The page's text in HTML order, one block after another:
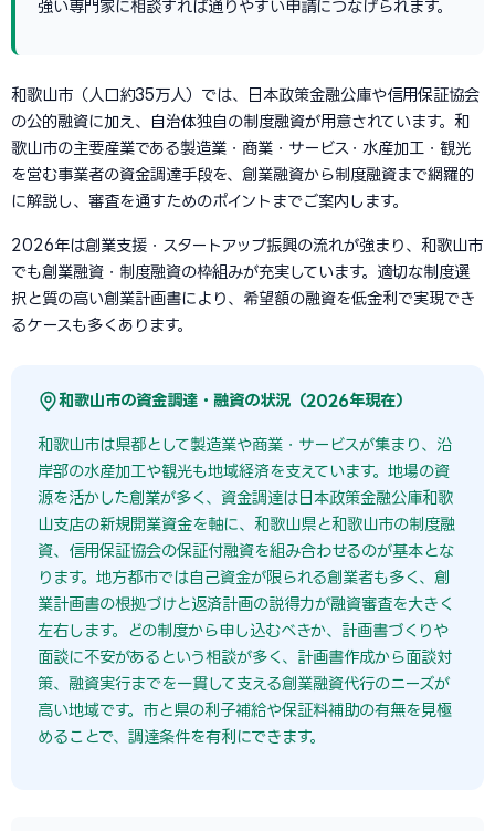
強い専門家に相談すれば通りやすい申請につなげられます。
和歌山市（人口約35万人）では、日本政策金融公庫や信用保証協会
の公的融資に加え、自治体独自の制度融資が用意されています。和
歌山市の主要産業である製造業・商業・サービス・水産加工・観光
を営む事業者の資金調達手段を、創業融資から制度融資まで網羅的
に解説し、審査を通すためのポイントまでご案内します。
2026年は創業支援・スタートアップ振興の流れが強まり、和歌山市
でも創業融資・制度融資の枠組みが充実しています。適切な制度選
択と質の高い創業計画書により、希望額の融資を低金利で実現でき
るケースも多くあります。
和歌山市の資金調達・融資の状況（2026年現在）
和歌山市は県都として製造業や商業・サービスが集まり、沿
岸部の水産加工や観光も地域経済を支えています。地場の資
源を活かした創業が多く、資金調達は日本政策金融公庫和歌
山支店の新規開業資金を軸に、和歌山県と和歌山市の制度融
資、信用保証協会の保証付融資を組み合わせるのが基本とな
ります。地方都市では自己資金が限られる創業者も多く、創
業計画書の根拠づけと返済計画の説得力が融資審査を大きく
左右します。どの制度から申し込むべきか、計画書づくりや
面談に不安があるという相談が多く、計画書作成から面談対
策、融資実行までを一貫して支える創業融資代行のニーズが
高い地域です。市と県の利子補給や保証料補助の有無を見極
めることで、調達条件を有利にできます。